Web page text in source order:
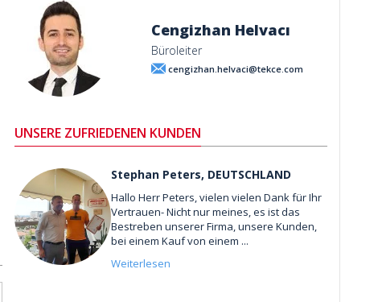
Cengizhan Helvacı
Büroleiter
cengizhan.helvaci@tekce.com
UNSERE ZUFRIEDENEN KUNDEN
Stephan Peters, DEUTSCHLAND
Hallo Herr Peters, vielen vielen Dank für Ihr
Vertrauen- Nicht nur meines, es ist das
Bestreben unserer Firma, unsere Kunden,
bei einem Kauf von einem ...
Weiterlesen